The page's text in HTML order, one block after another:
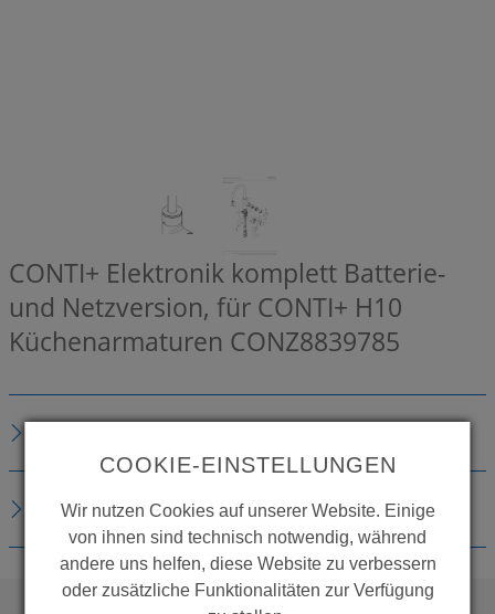
CONTI+ Elektronik komplett Batterie-
und Netzversion, für CONTI+ H10
Küchenarmaturen CONZ8839785
DOWNLOADS
COOKIE-EINSTELLUNGEN
Wir nutzen Cookies auf unserer Website. Einige
von ihnen sind technisch notwendig, während
andere uns helfen, diese Website zu verbessern
oder zusätzliche Funktionalitäten zur Verfügung